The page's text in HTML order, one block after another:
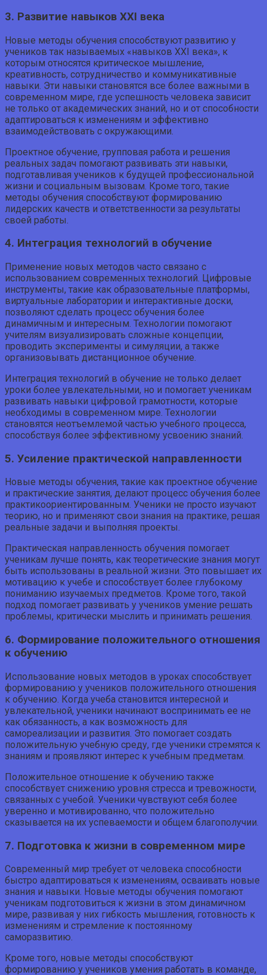
3. Развитие навыков XXI века
Новые методы обучения способствуют развитию у
учеников так называемых «навыков XXI века», к
которым относятся критическое мышление,
креативность, сотрудничество и коммуникативные
навыки. Эти навыки становятся все более важными в
современном мире, где успешность человека зависит
не только от академических знаний, но и от способности
адаптироваться к изменениям и эффективно
взаимодействовать с окружающими.
Проектное обучение, групповая работа и решения
реальных задач помогают развивать эти навыки,
подготавливая учеников к будущей профессиональной
жизни и социальным вызовам. Кроме того, такие
методы обучения способствуют формированию
лидерских качеств и ответственности за результаты
своей работы.
4. Интеграция технологий в обучение
Применение новых методов часто связано с
использованием современных технологий. Цифровые
инструменты, такие как образовательные платформы,
виртуальные лаборатории и интерактивные доски,
позволяют сделать процесс обучения более
динамичным и интересным. Технологии помогают
учителям визуализировать сложные концепции,
проводить эксперименты и симуляции, а также
организовывать дистанционное обучение.
Интеграция технологий в обучение не только делает
уроки более увлекательными, но и помогает ученикам
развивать навыки цифровой грамотности, которые
необходимы в современном мире. Технологии
становятся неотъемлемой частью учебного процесса,
способствуя более эффективному усвоению знаний.
5. Усиление практической направленности
Новые методы обучения, такие как проектное обучение
и практические занятия, делают процесс обучения более
практикоориентированным. Ученики не просто изучают
теорию, но и применяют свои знания на практике, решая
реальные задачи и выполняя проекты.
Практическая направленность обучения помогает
ученикам лучше понять, как теоретические знания могут
быть использованы в реальной жизни. Это повышает их
мотивацию к учебе и способствует более глубокому
пониманию изучаемых предметов. Кроме того, такой
подход помогает развивать у учеников умение решать
проблемы, критически мыслить и принимать решения.
6. Формирование положительного отношения
к обучению
Использование новых методов в уроках способствует
формированию у учеников положительного отношения
к обучению. Когда учеба становится интересной и
увлекательной, ученики начинают воспринимать ее не
как обязанность, а как возможность для
самореализации и развития. Это помогает создать
положительную учебную среду, где ученики стремятся к
знаниям и проявляют интерес к учебным предметам.
Положительное отношение к обучению также
способствует снижению уровня стресса и тревожности,
связанных с учебой. Ученики чувствуют себя более
уверенно и мотивированно, что положительно
сказывается на их успеваемости и общем благополучии.
7. Подготовка к жизни в современном мире
Современный мир требует от человека способности
быстро адаптироваться к изменениям, осваивать новые
знания и навыки. Новые методы обучения помогают
ученикам подготовиться к жизни в этом динамичном
мире, развивая у них гибкость мышления, готовность к
изменениям и стремление к постоянному
саморазвитию.
Кроме того, новые методы способствуют
формированию у учеников умения работать в команде,